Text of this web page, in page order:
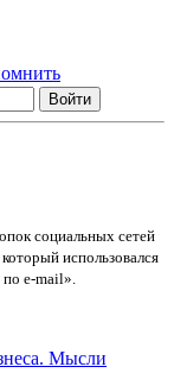
социальных сетей
использовался
e-mail».